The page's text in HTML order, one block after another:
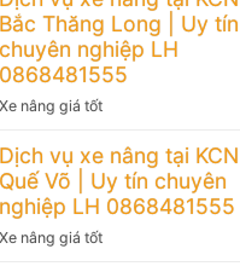
Bắc Thăng Long | Uy tín
chuyên nghiệp LH
0868481555
Xe nâng giá tốt
Dịch vụ xe nâng tại KCN
Quế Võ | Uy tín chuyên
nghiệp LH 0868481555
Xe nâng giá tốt